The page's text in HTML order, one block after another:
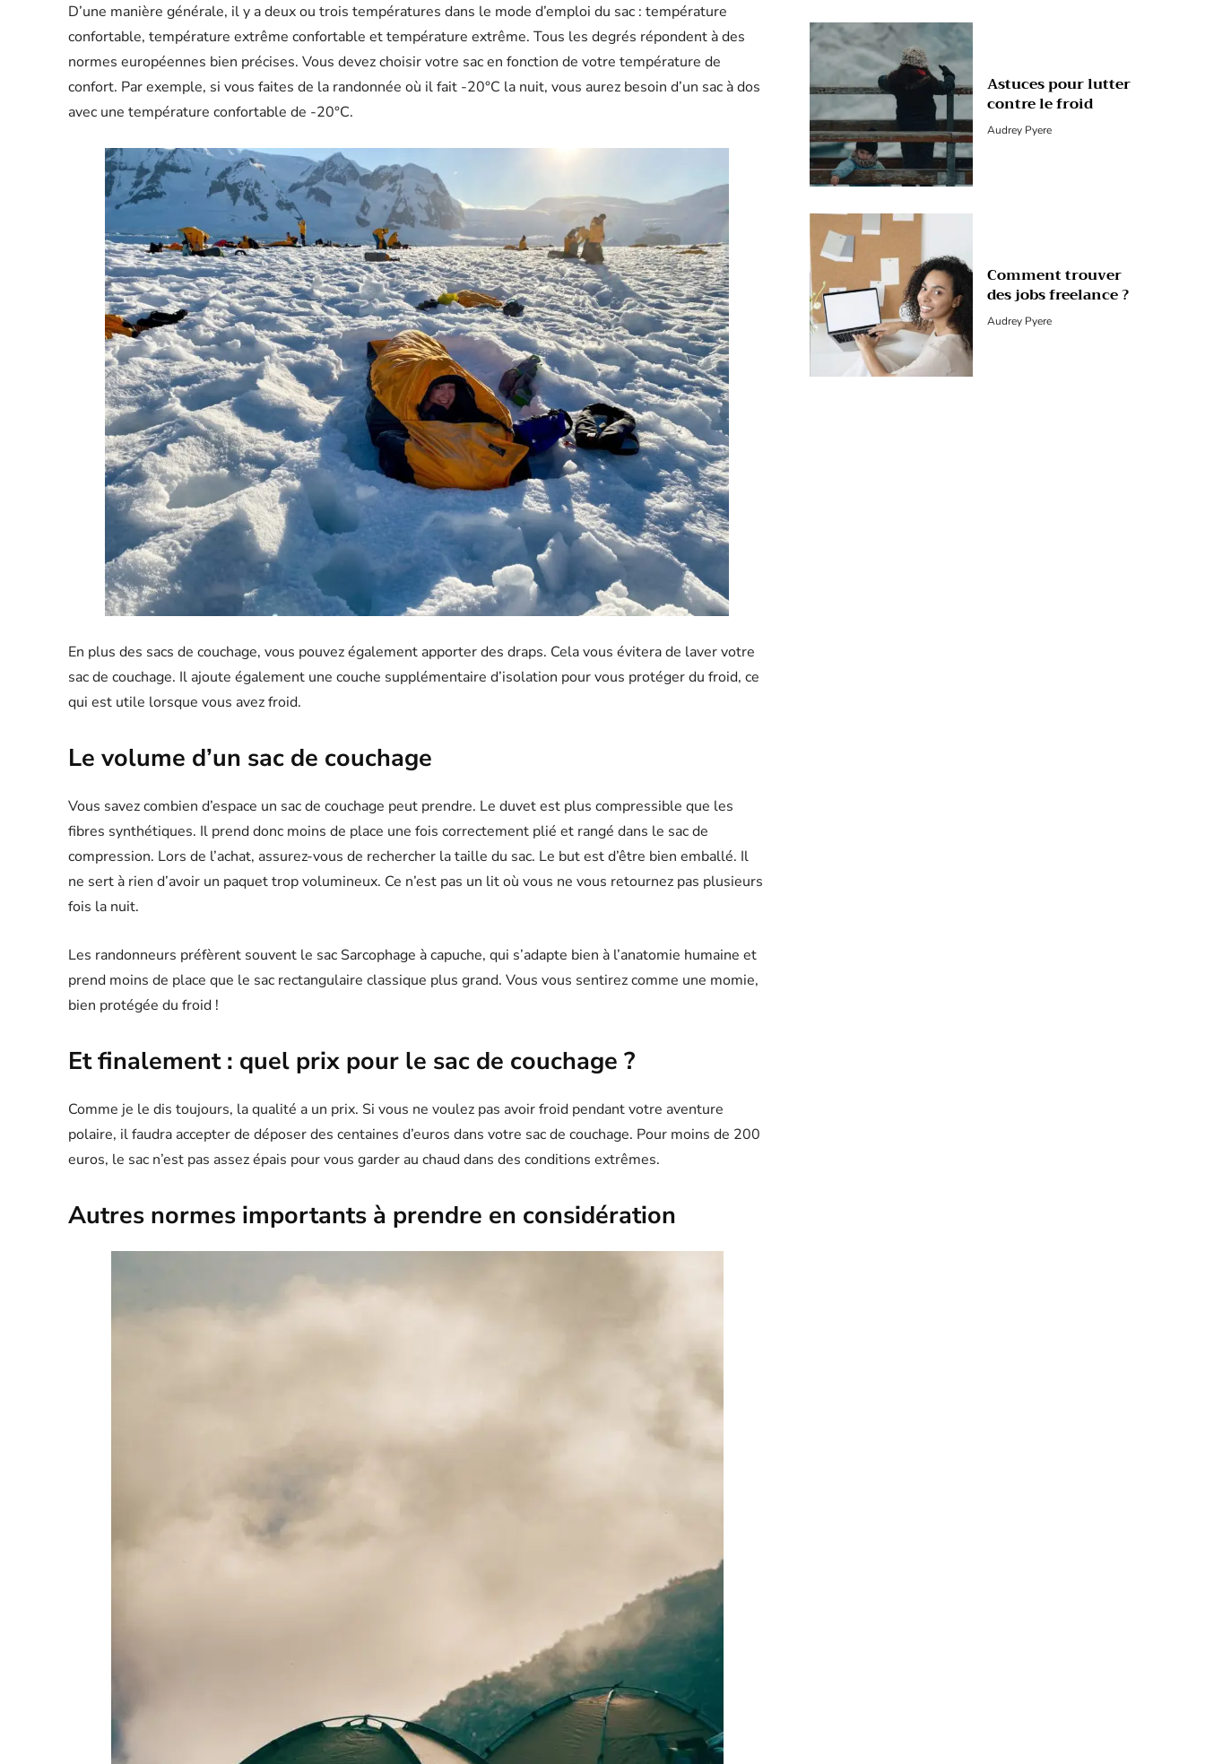
D’une manière générale, il y a deux ou trois températures dans le mode d’emploi du sac : température
confortable, température extrême confortable et température extrême. Tous les degrés répondent à des
normes européennes bien précises. Vous devez choisir votre sac en fonction de votre température de
confort. Par exemple, si vous faites de la randonnée où il fait -20°C la nuit, vous aurez besoin d’un sac à dos
avec une température confortable de -20°C.
En plus des sacs de couchage, vous pouvez également apporter des draps. Cela vous évitera de laver votre
sac de couchage. Il ajoute également une couche supplémentaire d’isolation pour vous protéger du froid, ce
qui est utile lorsque vous avez froid.
Le volume d’un sac de couchage
Vous savez combien d’espace un sac de couchage peut prendre. Le duvet est plus compressible que les
fibres synthétiques. Il prend donc moins de place une fois correctement plié et rangé dans le sac de
compression. Lors de l’achat, assurez-vous de rechercher la taille du sac. Le but est d’être bien emballé. Il
ne sert à rien d’avoir un paquet trop volumineux. Ce n’est pas un lit où vous ne vous retournez pas plusieurs
fois la nuit.
Les randonneurs préfèrent souvent le sac Sarcophage à capuche, qui s’adapte bien à l’anatomie humaine et
prend moins de place que le sac rectangulaire classique plus grand. Vous vous sentirez comme une momie,
bien protégée du froid !
Et finalement : quel prix pour le sac de couchage ?
Comme je le dis toujours, la qualité a un prix. Si vous ne voulez pas avoir froid pendant votre aventure
polaire, il faudra accepter de déposer des centaines d’euros dans votre sac de couchage. Pour moins de 200
euros, le sac n’est pas assez épais pour vous garder au chaud dans des conditions extrêmes.
Autres normes importants à prendre en considération
Astuces pour lutter
contre le froid
Audrey Pyere
Comment trouver
des jobs freelance ?
Audrey Pyere